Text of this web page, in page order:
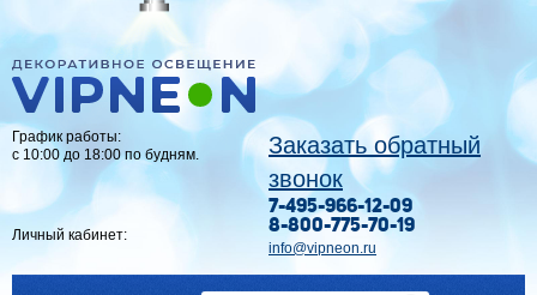
График работы:
с 10:00 до 18:00 по будням.
Личный кабинет:
Заказать обратный
звонок
7-495-966-12-09
8-800-775-70-19
info@vipneon.ru